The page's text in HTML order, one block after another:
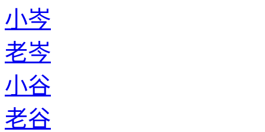
小岑
老岑
小谷
老谷